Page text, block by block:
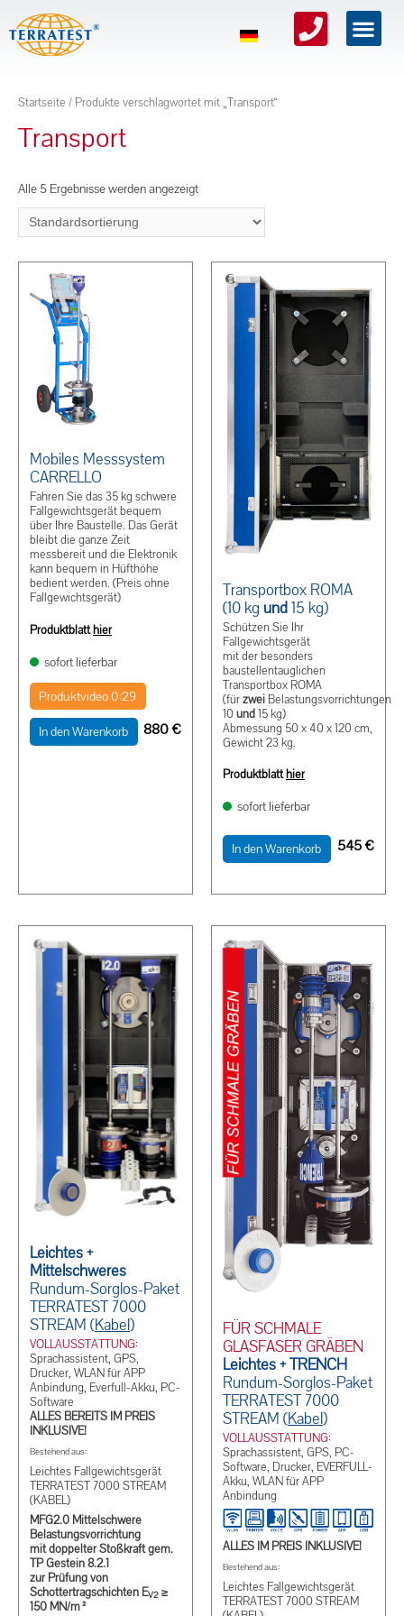
Startseite / Produkte verschlagwortet mit „Transport“
Transport
Alle 5 Ergebnisse werden angezeigt
Mobiles Messsystem
CARRELLO
Fahren Sie das 35 kg schwere
Fallgewichtsgerät bequem
über Ihre Baustelle. Das Gerät
bleibt die ganze Zeit
messbereit und die Elektronik
kann bequem in Hüfthöhe
bedient werden. (Preis ohne
Fallgewichtsgerät)
Produktblatthier
sofort lieferbar
Produktvideo 0:29
In den Warenkorb 880€
Transportbox ROMA
(10 kg und15 kg)
Schützen Sie Ihr
Fallgewichtsgerät
mit der besonders
baustellentauglichen
Transportbox ROMA
(fürzwei Belastungsvorrichtungen
10und15 kg)
Abmessung 50 x 40 x 120 cm,
Gewicht 23 kg.
Produktblatthier
sofort lieferbar
In den Warenkorb 545€
Leichtes +
Mittelschweres
Rundum-Sorglos-Paket
TERRATEST 7000
STREAM (Kabel)
VOLLAUSSTATTUNG:
Sprachassistent, GPS,
Drucker, WLAN für APP
Anbindung, Everfull-Akku, PC-
Software
ALLES BEREITS IM PREIS
INKLUSIVE!
Bestehend aus:
Leichtes Fallgewichtsgerät
TERRATEST 7000 STREAM
(KABEL)
MFG2.0 Mittelschwere
Belastungsvorrichtung
mit doppelter Stoßkraft gem.
TP Gestein 8.2.1
zur Prüfung von
Schottertragschichten EV2 ≥
150 MN/m²
FÜR SCHMALE
GLASFASER GRÄBEN
Leichtes + TRENCH
Rundum-Sorglos-Paket
TERRATEST 7000
STREAM (Kabel)
VOLLAUSSTATTUNG:
Sprachassistent, GPS, PC-
Software, Drucker, EVERFULL-
Akku, WLAN für APP
Anbindung
ALLES IM PREIS INKLUSIVE!
Bestehend aus:
Leichtes Fallgewichtsgerät
TERRATEST 7000 STREAM